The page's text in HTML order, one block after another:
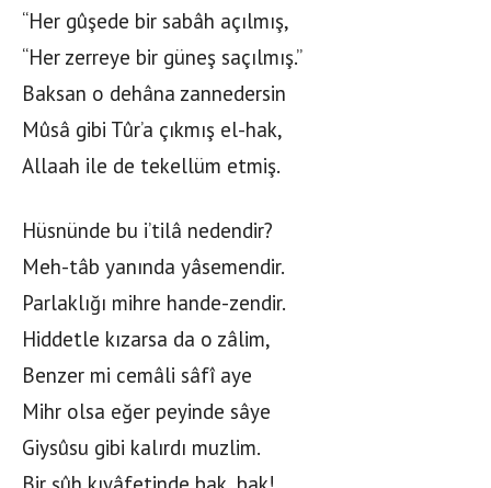
“Her gûşede bir sabâh açılmış,
“Her zerreye bir güneş saçılmış.”
Baksan o dehâna zannedersin
Mûsâ gibi Tûr’a çıkmış el-hak,
Allaah ile de tekellüm etmiş.
Hüsnünde bu i’tilâ nedendir?
Meh-tâb yanında yâsemendir.
Parlaklığı mihre hande-zendir.
Hiddetle kızarsa da o zâlim,
Benzer mi cemâli sâfî aye
Mihr olsa eğer peyinde sâye
Giysûsu gibi kalırdı muzlim.